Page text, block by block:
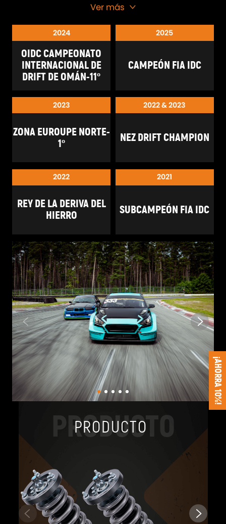
convertirse en un talento extraordinario. Desde
aquellos primeros días, Nikolass ha reinado en el
mundo del drifting, acumulando un impresionante
palmarés de trofeos: Campeón de Letonia,
Campeón del Báltico y Campeón de Iron Drift King.
Con una dedicación inquebrantable a la perfección
y un talento natural para este deporte, Nikolass ha
llegado a lo más alto, ganándose el lugar que le
corresponde como verdadero maestro del drifting.
Ver más
2024
OIDC CAMPEONATO
INTERNACIONAL DE
DRIFT DE OMÁN-11º
2025
CAMPEÓN FIA IDC
2023
ZONA EUROUPE NORTE-
1º
2022 & 2023
NEZ DRIFT CHAMPION
2022
REY DE LA DERIVA DEL
HIERRO
2021
SUBCAMPEÓN FIA IDC
PRODUCTO
PRODUCTO
¡AHORRA 10%!